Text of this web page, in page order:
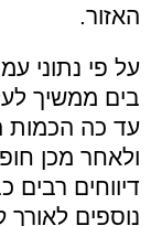
האזור.
על פי נתוני
בים ממשיך
עד כה הכמות
ולאחר מכן
דיווחים רבים
נוספים לאורך